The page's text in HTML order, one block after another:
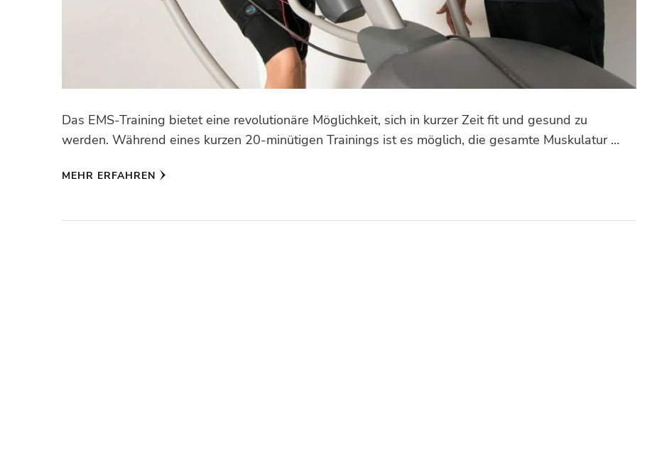
Das EMS-Training bietet eine revolutionäre Möglichkeit, sich in kurzer Zeit fit und gesund zu
werden. Während eines kurzen 20-minütigen Trainings ist es möglich, die gesamte Muskulatur …
MEHR ERFAHREN